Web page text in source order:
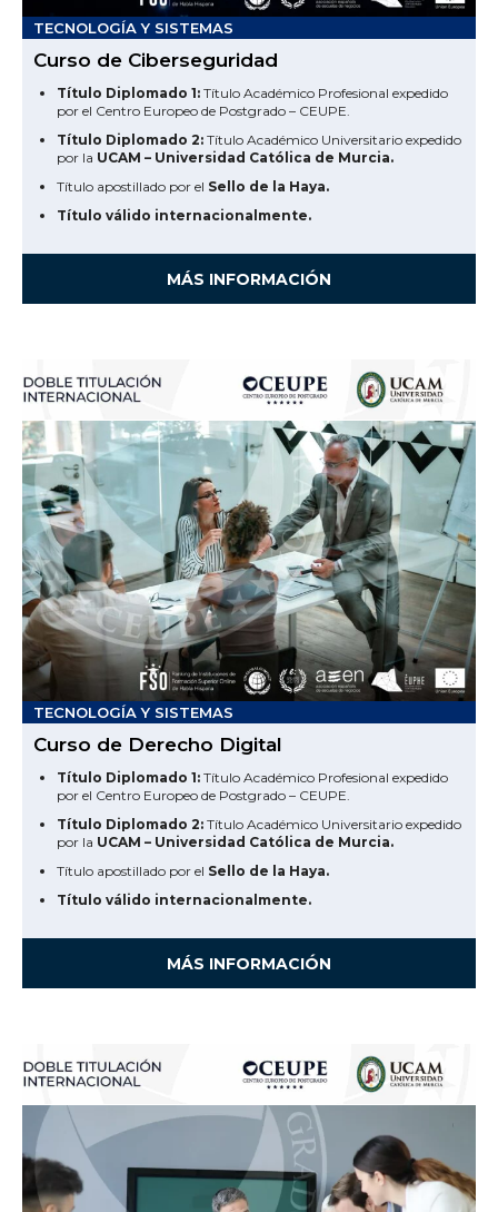
TECNOLOGÍA Y SISTEMAS
Curso de Ciberseguridad
Título Diplomado 1: Título Académico Profesional expedido
por el Centro Europeo de Postgrado – CEUPE.
Título Diplomado 2: Título Académico Universitario expedido
por la UCAM – Universidad Católica de Murcia.
Título apostillado por el Sello de la Haya.
Título válido internacionalmente.
MÁS INFORMACIÓN
TECNOLOGÍA Y SISTEMAS
Curso de Derecho Digital
Título Diplomado 1: Título Académico Profesional expedido
por el Centro Europeo de Postgrado – CEUPE.
Título Diplomado 2: Título Académico Universitario expedido
por la UCAM – Universidad Católica de Murcia.
Título apostillado por el Sello de la Haya.
Título válido internacionalmente.
MÁS INFORMACIÓN